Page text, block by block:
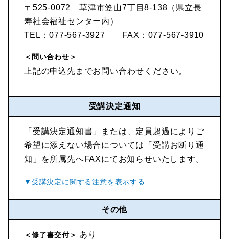
〒525-0072 草津市笠山7丁目8-138（県立長
寿社会福祉センター内）
TEL：077-567-3927 FAX：077-567-3910
＜問い合わせ＞
上記の申込先までお問い合わせください。
受講決定通知
「受講決定通知書」または、定員超過によりご
希望に添えない場合については「受講お断り通
知」を所属先へFAXにてお知らせいたします。
その他
＜修了書交付＞ あり